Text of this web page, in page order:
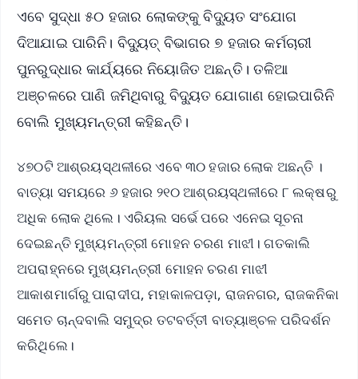
ଏବେ ସୁଦ୍ଧା ୫୦ ହଜାର ଲୋକଙ୍କୁ ବିଦ୍ୟୁତ ସଂଯୋଗ
ଦିଆଯାଇ ପାରିନି। ବିଦ୍ୟୁତ୍ ବିଭାଗର ୭ ହଜାର କର୍ମଚାରୀ
ପୁନରୁଦ୍ଧାର କାର୍ଯ୍ୟରେ ନିୟୋଜିତ ଅଛନ୍ତି। ତଳିଆ
ଅଞ୍ଚଳରେ ପାଣି ଜମିଥିବାରୁ ବିଦ୍ୟୁତ ଯୋଗାଣ ହୋଇପାରିନି
ବୋଲି ମୁଖ୍ୟମନ୍ତ୍ରୀ କହିଛନ୍ତି।
୪୭୦ଟି ଆଶ୍ରୟସ୍ଥଳୀରେ ଏବେ ୩୦ ହଜାର ଲୋକ ଅଛନ୍ତି ।
ବାତ୍ୟା ସମୟରେ ୬ ହଜାର ୨୧୦ ଆଶ୍ରୟସ୍ଥଳୀରେ ୮ ଲକ୍ଷରୁ
ଅଧିକ ଲୋକ ଥିଲେ। ଏରିୟଲ ସର୍ଭେ ପରେ ଏନେଇ ସୂଚନା
ଦେଇଛନ୍ତି ମୁଖ୍ୟମନ୍ତ୍ରୀ ମୋହନ ଚରଣ ମାଝୀ। ଗତକାଲି
ଅପରାହ୍ନରେ ମୁଖ୍ୟମନ୍ତ୍ରୀ ମୋହନ ଚରଣ ମାଝୀ
ଆକାଶମାର୍ଗରୁ ପାରାଦୀପ, ମହାକାଳପଡ଼ା, ରାଜନଗର, ରାଜକନିକା
ସମେତ ଚାନ୍ଦବାଲି ସମୁଦ୍ର ତଟବର୍ତ୍ତୀ ବାତ୍ୟାଞ୍ଚଳ ପରିଦର୍ଶନ
କରିଥିଲେ।